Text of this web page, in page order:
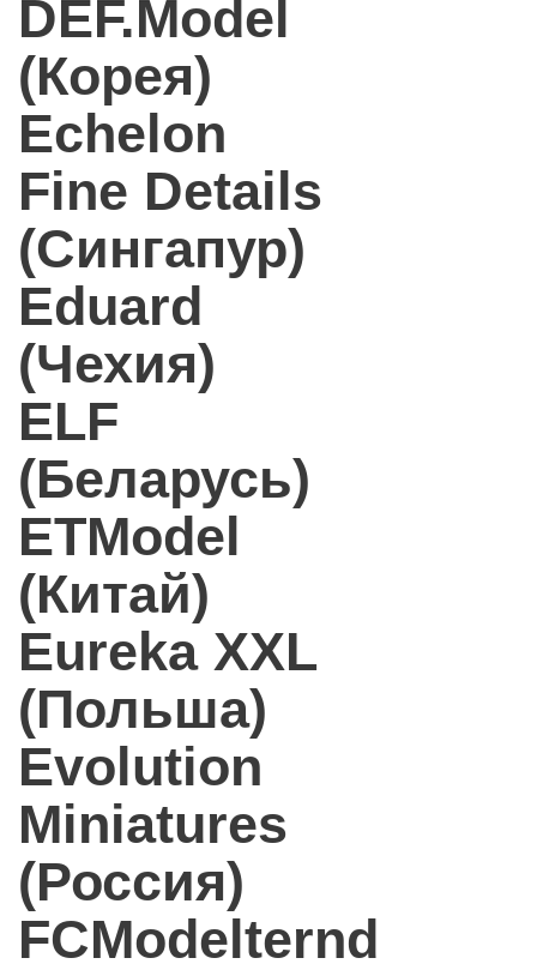
DEF.Model
(Корея)
Echelon
Fine Details
(Сингапур)
Eduard
(Чехия)
ELF
(Беларусь)
ETModel
(Китай)
Eureka XXL
(Польша)
Evolution
Miniatures
(Россия)
FCModelternd